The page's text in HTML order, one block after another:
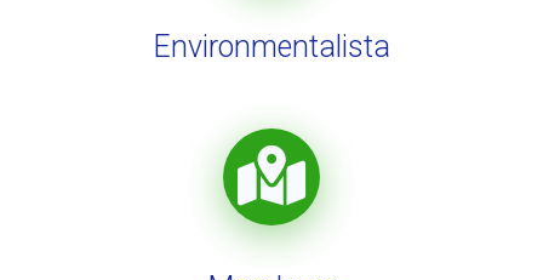
Environmentalista